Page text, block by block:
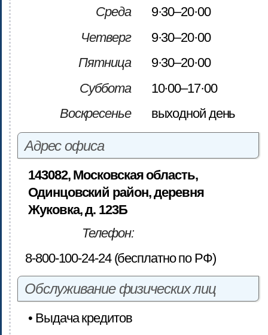
Среда
9·30–20·00
Четверг
9·30–20·00
Пятница
9·30–20·00
Суббота
10·00–17·00
Воскресенье
выходной день
Адрес офиса
143082, Московская область,
Одинцовский район, деревня
Жуковка, д. 123Б
Телефон:
8-800-100-24-24 (бесплатно по РФ)
Обслуживание физических лиц
• Выдача кредитов